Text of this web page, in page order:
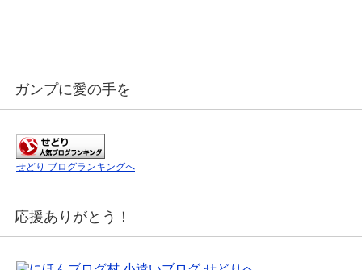
ガンプに愛の手を
せどり ブログランキングへ
応援ありがとう！